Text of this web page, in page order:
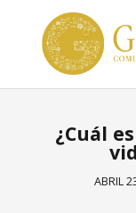
¿Cuál
ABRIL